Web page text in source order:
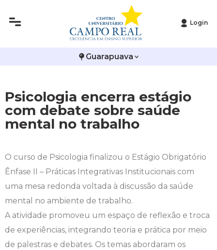
Login
Guarapuava
Psicologia encerra estágio
com debate sobre saúde
mental no trabalho
O curso de Psicologia finalizou o Estágio Obrigatório
Ênfase II – Práticas Integrativas Institucionais com
uma mesa redonda voltada à discussão da saúde
mental no ambiente de trabalho.
A atividade promoveu um espaço de reflexão e troca
de experiências, integrando teoria e prática por meio
de palestras e debates. Os temas abordaram os
Editais
Arquitetura e Urbanismo
Ciências Contábeis
Enfermagem
Engenharia Agronômica
Engenharia Civil
Engenharia de Software
Vestibular de Inverno
Vestibular de Medicina
2ª Via de Boleto
Atestado de Matrícula
Biblioteca
Calendário de Provas
Carteirinha de Estudante
Central de Estágios - TCC
Ensalamento
Avalie a Campo Real
Bolsas e Incentivos
COLAP
Comitê de Ética em Pesquisa
Diploma Digital
Educação em Direitos Humanos
Editais